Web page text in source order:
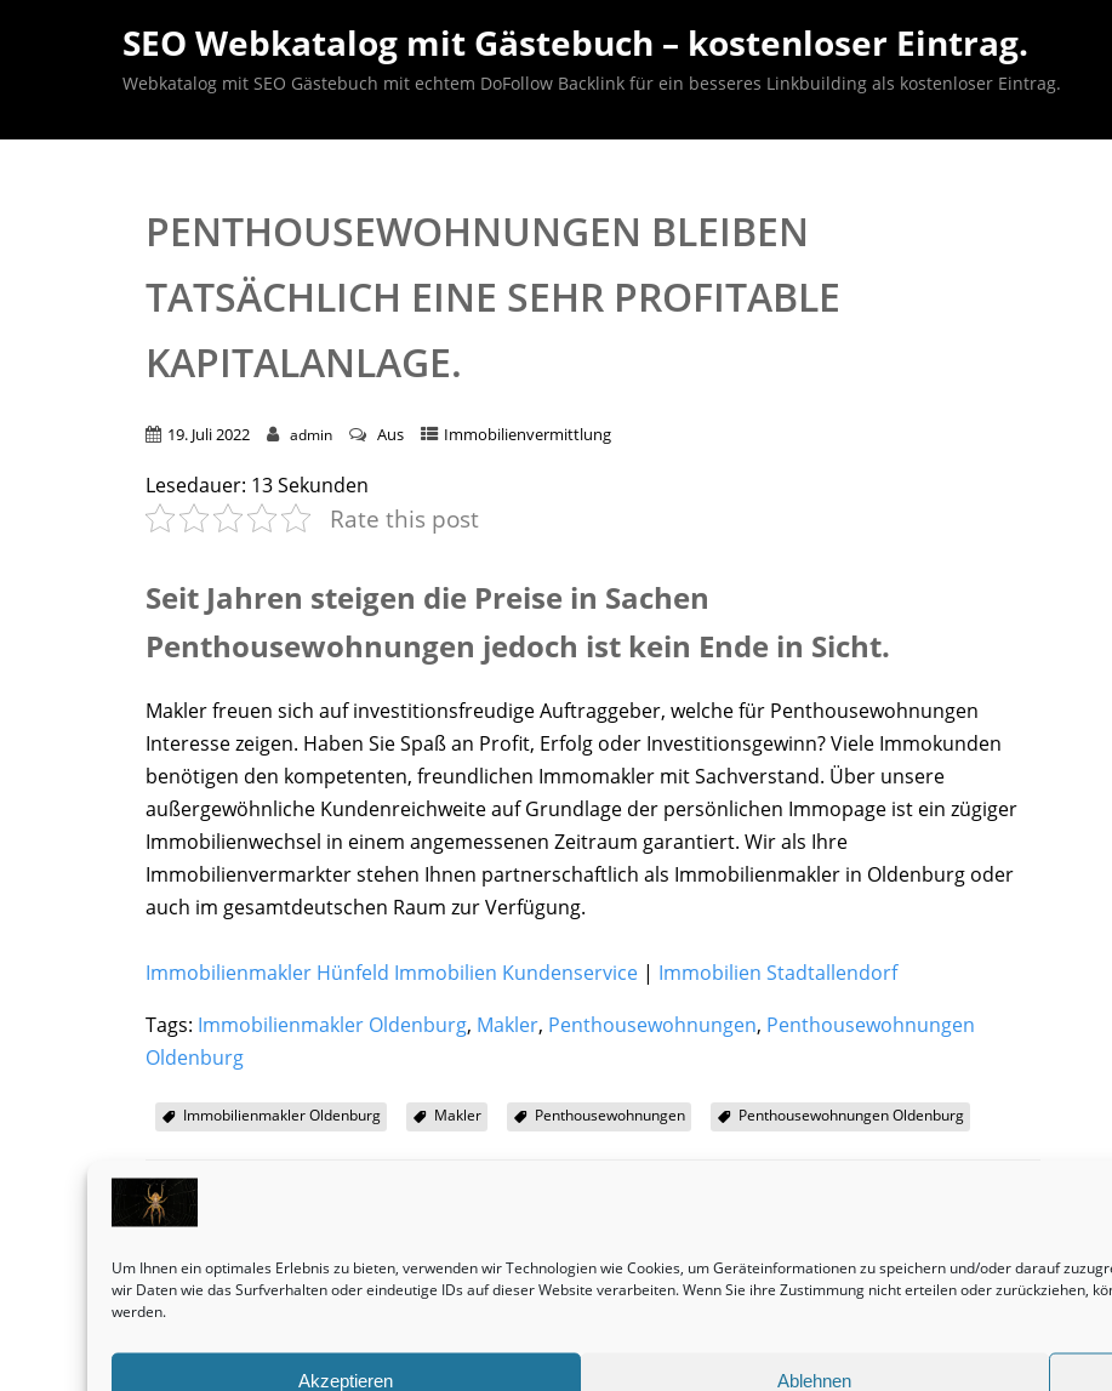
Um Ihnen ein optimales Erlebnis zu bieten, verwenden wir Technologien wie Cookies, um Geräteinformationen zu speichern und/oder darauf
wir Daten wie das Surfverhalten oder eindeutige IDs auf dieser Website verarbeiten. Wenn Sie ihre Zustimmung nicht erteilen oder zurückziehen,
werden.
Akzeptieren Ablehnen
SEO Webkatalog mit Gästebuch – kostenloser Eintrag.
Webkatalog mit SEO Gästebuch mit echtem DoFollow Backlink für ein besseres Linkbuilding als kostenloser Eintrag.
PENTHOUSEWOHNUNGEN BLEIBEN
TATSÄCHLICH EINE SEHR PROFITABLE
KAPITALANLAGE.
19. Juli 2022 admin Aus Immobilienvermittlung
Lesedauer: 13Sekunden
Rate this post
Seit Jahren steigen die Preise in Sachen
Penthousewohnungen jedoch ist kein Ende in Sicht.
Makler freuen sich auf investitionsfreudige Auftraggeber, welche für Penthousewohnungen
Interesse zeigen. Haben Sie Spaß an Profit, Erfolg oder Investitionsgewinn? Viele Immokunden
benötigen den kompetenten, freundlichen Immomakler mit Sachverstand. Über unsere
außergewöhnliche Kundenreichweite auf Grundlage der persönlichen Immopage ist ein zügiger
Immobilienwechsel in einem angemessenen Zeitraum garantiert. Wir als Ihre
Immobilienvermarkter stehen Ihnen partnerschaftlich als Immobilienmakler in Oldenburg oder
auch im gesamtdeutschen Raum zur Verfügung.
Immobilienmakler Hünfeld Immobilien Kundenservice | Immobilien Stadtallendorf
Tags: Immobilienmakler Oldenburg, Makler, Penthousewohnungen, Penthousewohnungen
Oldenburg
Immobilienmakler Oldenburg Makler Penthousewohnungen Penthousewohnungen Oldenburg
SHARE THIS
Vorheriger Beitrag
Zweifamilienhäuser bleiben grundsätzlich eine
Nächster Beitrag